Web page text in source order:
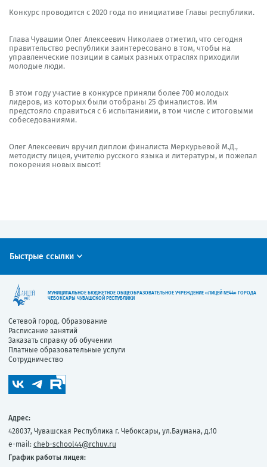
Конкурс проводится с 2020 года по инициативе Главы республики.
Глава Чувашии Олег Алексеевич Николаев отметил, что сегодня
правительство республики заинтересовано в том, чтобы на
управленческие позиции в самых разных отраслях приходили
молодые люди.
В этом году участие в конкурсе приняли более 700 молодых
лидеров, из которых были отобраны 25 финалистов. Им
предстояло справиться с 6 испытаниями, в том числе с итоговыми
собеседованиями.
Олег Алексеевич вручил диплом финалиста Меркурьевой М.Д.,
методисту лицея, учителю русского языка и литературы, и пожелал
покорения новых высот!
Быстрые ссылки
МУНИЦИПАЛЬНОЕ БЮДЖЕТНОЕ ОБЩЕОБРАЗОВАТЕЛЬНОЕ УЧРЕЖДЕНИЕ «ЛИЦЕЙ №44» ГОРОДА
ЧЕБОКСАРЫ ЧУВАШСКОЙ РЕСПУБЛИКИ
Сетевой город. Образование
Расписание занятий
Заказать справку об обучении
Платные образовательные услуги
Сотрудничество
Адрес:
428037, Чувашская Республика г. Чебоксары, ул.Баумана, д.10
e-mail: cheb-school44@rchuv.ru
График работы лицея: